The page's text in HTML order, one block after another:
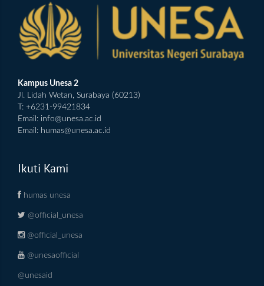
Kampus Unesa 2
Jl. Lidah Wetan, Surabaya (60213)
T: +6231-99421834
Email: info@unesa.ac.id
Email: humas@unesa.ac.id
Ikuti Kami
humas unesa
@official_unesa
@official_unesa
@unesaofficial
@unesaid